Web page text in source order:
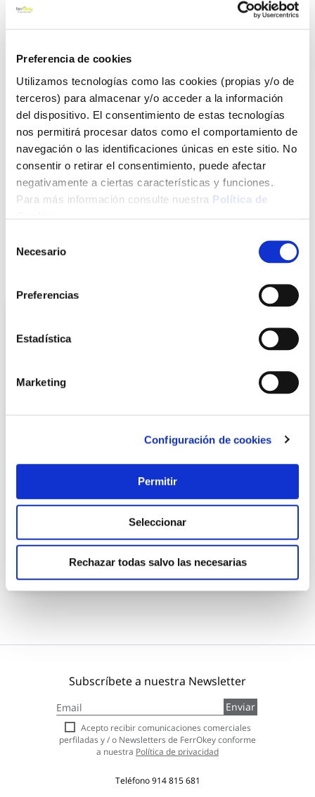
Preferencia de cookies
Utilizamos tecnologías como las cookies (propias y/o de
terceros) para almacenar y/o acceder a la información
del dispositivo. El consentimiento de estas tecnologías
nos permitirá procesar datos como el comportamiento de
navegación o las identificaciones únicas en este sitio. No
consentir o retirar el consentimiento, puede afectar
negativamente a ciertas características y funciones.
Para más información consulte nuestra Política de
Necesario
Preferencias
Estadística
Marketing
Configuración de cookies
Permitir
Seleccionar
Rechazar todas salvo las necesarias
119,00 €
Click&Collect - Recogida gratis
en nuestras tiendas
Envío a domicilio:
5 días hábiles
+ INFO
Facula
229,00 €
Añadir al carrito
Subscríbete a nuestra Newsletter
a
nuestro
boletín
de
Enviar
Acepto recibir comunicaciones comerciales
perfiladas y / o Newsletters de FerrOkey conforme
a nuestra Política de privacidad
Teléfono914 815 681